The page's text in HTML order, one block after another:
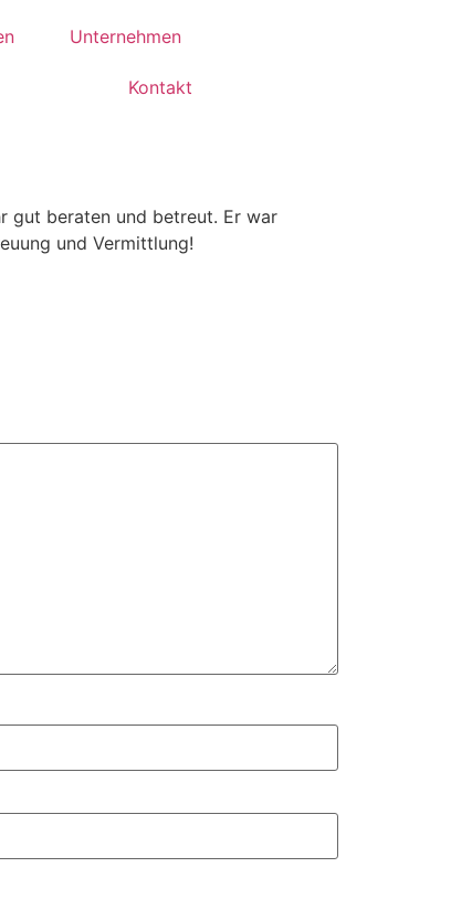
Unternehmen
Kontakt
gut beraten und betreut. Er war
und Vermittlung!